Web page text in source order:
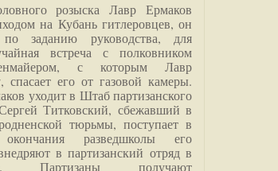
розыска Лавр Ермаков
на Кубань гитлеровцев, он
заданию руководства, для
встреча с полковником
с которым Лавр
спасает его от газовой камеры.
уходит в Штаб партизанского
Титковский, сбежавший в
тюрьмы, поступает в
разведшколы его
в партизанский отряд в
Партизаны получают